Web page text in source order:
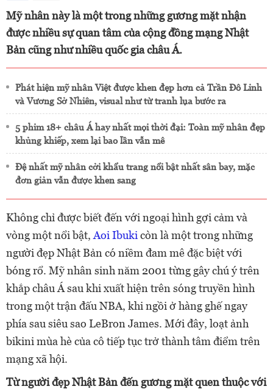
Mỹ nhân này là một trong những gương mặt nhận
được nhiều sự quan tâm của cộng đồng mạng Nhật
Bản cũng như nhiều quốc gia châu Á.
Phát hiện mỹ nhân Việt được khen đẹp hơn cả Trần Đô Linh
và Vương Sở Nhiên, visual như từ tranh lụa bước ra
5 phim 18+ châu Á hay nhất mọi thời đại: Toàn mỹ nhân đẹp
khủng khiếp, xem lại bao lần vẫn mê
Đệ nhất mỹ nhân cởi khẩu trang nổi bật nhất sân bay, mặc
đơn giản vẫn được khen sang
Không chỉ được biết đến với ngoại hình gợi cảm và
vòng một nổi bật, Aoi Ibuki còn là một trong những
người đẹp Nhật Bản có niềm đam mê đặc biệt với
bóng rổ. Mỹ nhân sinh năm 2001 từng gây chú ý trên
khắp châu Á sau khi xuất hiện trên sóng truyền hình
trong một trận đấu NBA, khi ngồi ở hàng ghế ngay
phía sau siêu sao LeBron James. Mới đây, loạt ảnh
bikini mùa hè của cô tiếp tục trở thành tâm điểm trên
mạng xã hội.
Từ người đẹp Nhật Bản đến gương mặt quen thuộc với